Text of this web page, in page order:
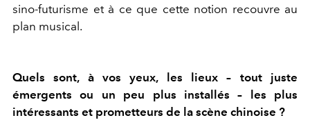
sino-futurisme et à ce que cette notion recouvre au
plan musical.
Quels sont, à vos yeux, les lieux – tout juste
émergents ou un peu plus installés – les plus
intéressants et prometteurs de la scène chinoise ?